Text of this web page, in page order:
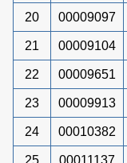
20 00009097
21 00009104
22 00009651
23 00009913
24 00010382
25 00011137